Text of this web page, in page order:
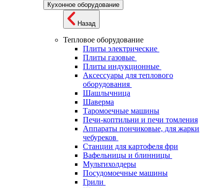
Кухонное оборудование
Назад
Тепловое оборудование
Плиты электрические
Плиты газовые
Плиты индукционные
Аксессуары для теплового
оборудования
Шашлычница
Шаверма
Таромоечные машины
Печи-коптильни и печи томления
Аппараты пончиковые, для жарки
чебуреков
Станции для картофеля фри
Вафельницы и блинницы
Мультихолдеры
Посудомоечные машины
Грили